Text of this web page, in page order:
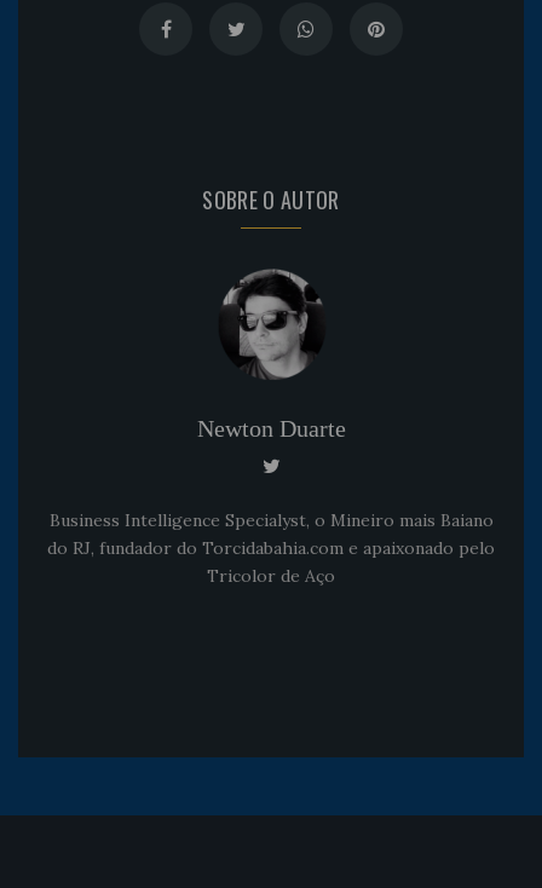
SOBRE O AUTOR
Newton Duarte
Business Intelligence Specialyst, o Mineiro mais Baiano
do RJ, fundador do Torcidabahia.com e apaixonado pelo
Tricolor de Aço